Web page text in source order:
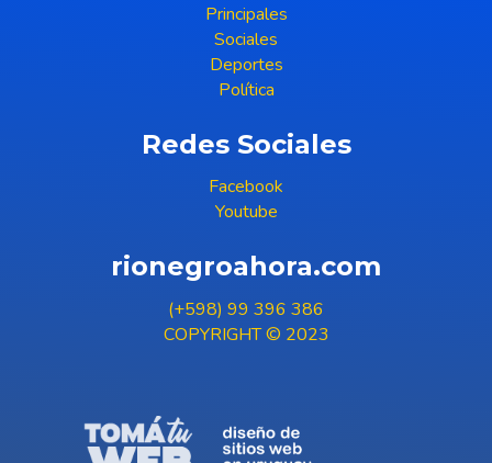
Principales
Sociales
Deportes
Política
Redes Sociales
Facebook
Youtube
rionegroahora.com
(+598) 99 396 386
COPYRIGHT © 2023